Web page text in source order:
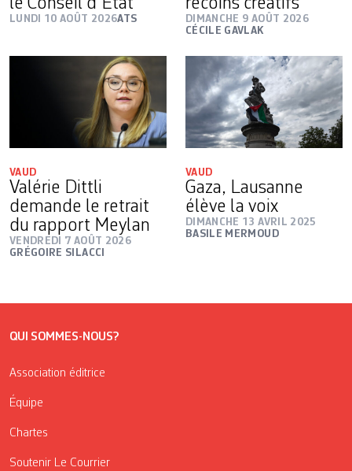
le Conseil d’Etat
LUNDI 10 AOÛT 2026ATS
recoins créatifs
DIMANCHE 9 AOÛT 2026
CÉCILE GAVLAK
VAUD
Valérie Dittli
demande le retrait
du rapport Meylan
VENDREDI 7 AOÛT 2026
GRÉGOIRE SILACCI
VAUD
Gaza, Lausanne
élève la voix
DIMANCHE 13 AVRIL 2025
BASILE MERMOUD
QUI SOMMES-NOUS?
Association éditrice
Équipe
Chartes
Soutenir Le Courrier